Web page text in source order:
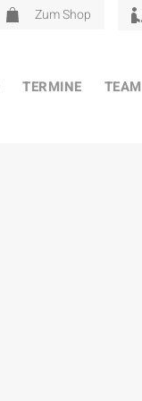
Zum Shop
TERMINE TEAM